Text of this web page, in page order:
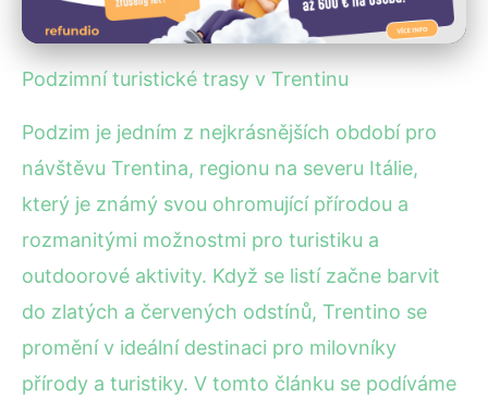
Objevte Top Podzimní Trasy v
Trentinu: Průvodce Pro Turisty
Podzimní turistické trasy v Trentinu
Podzim je jedním z nejkrásnějších období pro
návštěvu Trentina, regionu na severu Itálie,
který je známý svou ohromující přírodou a
rozmanitými možnostmi pro turistiku a
outdoorové aktivity. Když se listí začne barvit
do zlatých a červených odstínů, Trentino se
promění v ideální destinaci pro milovníky
přírody a turistiky. V tomto článku se podíváme